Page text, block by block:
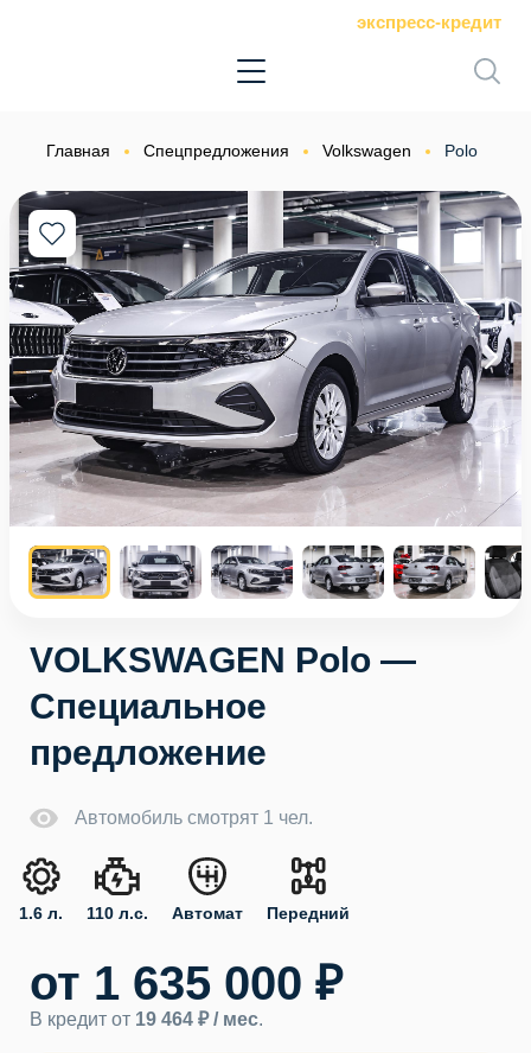
экспресс-кредит
Главная Спецпредложения Volkswagen Polo
VOLKSWAGEN Polo —
Специальное
предложение
Автомобиль смотрят 1 чел.
1.6 л. 110 л.с. Автомат Передний
от 1 635 000 ₽
В кредит от 19 464 ₽ / мес.